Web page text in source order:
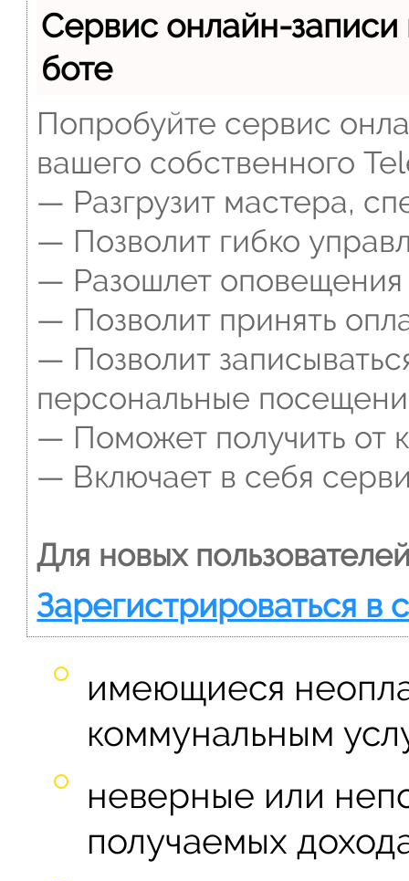
Сервис онлайн-
боте
Попробуйте сервис
вашего собственного
— Разгрузит мастера,
— Позволит гибко
— Разошлет оповещения
— Позволит принять
— Позволит
персональные
— Поможет получить от
— Включает в себя
Для новых
Зарегистрироваться в
имеющиеся
коммунальным
неверные или
получаемых